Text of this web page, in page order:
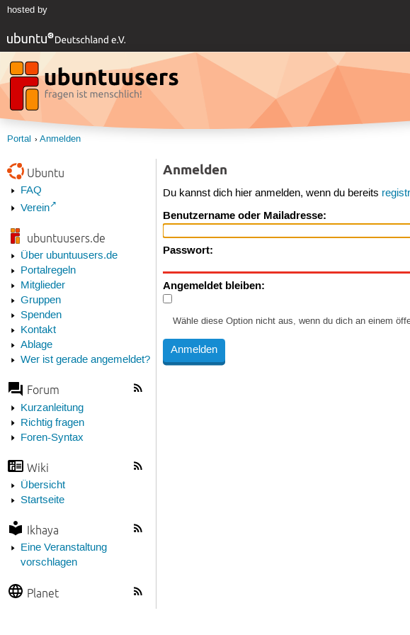
hosted by
Portal Anmelden
Ubuntu
FAQ
Verein
ubuntuusers.de
Über ubuntuusers.de
Portalregeln
Mitglieder
Gruppen
Spenden
Kontakt
Ablage
Wer ist gerade angemeldet?
Forum
Kurzanleitung
Richtig fragen
Foren-Syntax
Wiki
Übersicht
Startseite
Ikhaya
Eine Veranstaltung
vorschlagen
Planet
Anmelden
Du kannst dich hier anmelden, wenn du bereits
Benutzername oder Mailadresse:
Passwort:
Angemeldet bleiben:
Wähle diese Option nicht aus, wenn du dich an einem